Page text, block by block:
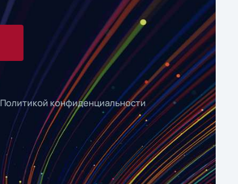
Политикой конфиденциальности